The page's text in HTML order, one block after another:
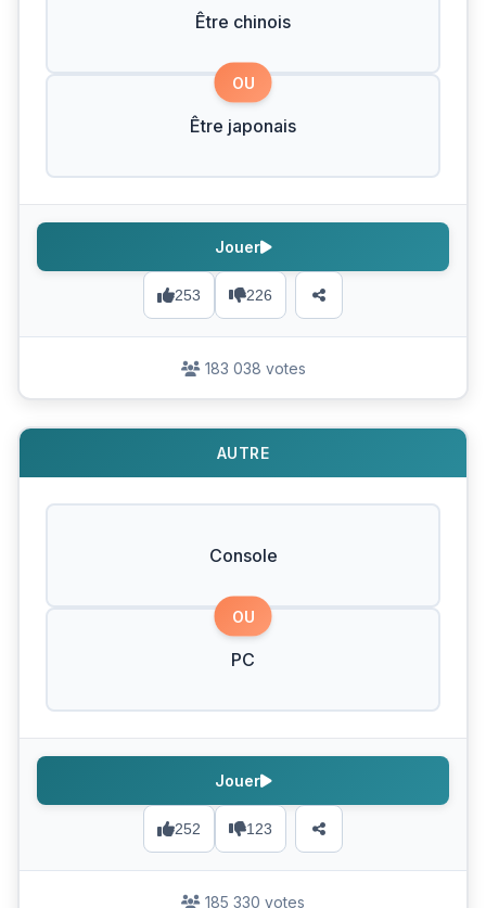
Être chinois
OU
Être japonais
253 226
Jouer
183 038 votes
AUTRE
Console
OU
PC
252 123
Jouer
185 330 votes